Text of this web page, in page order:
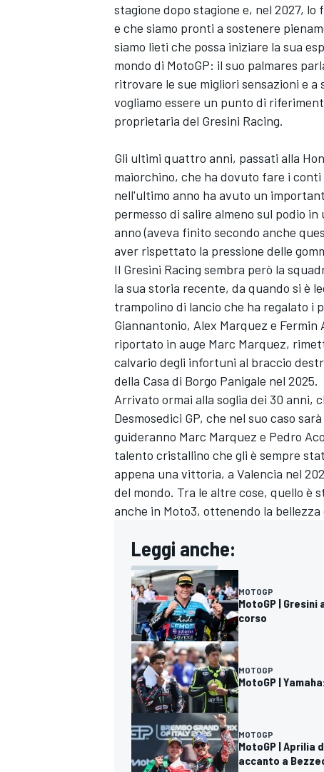
ENDURANCE/GT
MONOMARCA
stagione dopo stagione e, nel 2027,
e che siamo pronti a sostenere
siamo lieti che possa iniziare la sua
mondo di MotoGP: il suo palmares
ritrovare le sue migliori sensazioni e
vogliamo essere un punto di
proprietaria del Gresini Racing.
Gli ultimi quattro anni, passati alla
maiorchino, che ha dovuto fare i conti
nell'ultimo anno ha avuto un
permesso di salire almeno sul podio
anno (aveva finito secondo anche
aver rispettato la pressione delle
Il Gresini Racing sembra però la
la sua storia recente, da quando si è
trampolino di lancio che ha regalato i
Giannantonio, Alex Marquez e
riportato in auge Marc Marquez,
calvario degli infortuni al braccio
della Casa di Borgo Panigale nel 2025.
Arrivato ormai alla soglia dei 30 anni,
Desmosedici GP, che nel suo caso
guideranno Marc Marquez e Pedro
talento cristallino che gli è sempre
appena una vittoria, a Valencia nel
del mondo. Tra le altre cose, quello è
anche in Moto3, ottenendo la
Leggi anche:
MOTOGP
MotoGP |
corso
MOTOGP
MotoGP |
MOTOGP
MotoGP |
accanto a